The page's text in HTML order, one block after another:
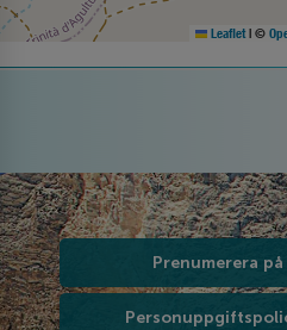
Leaflet | ©
Prenumerera